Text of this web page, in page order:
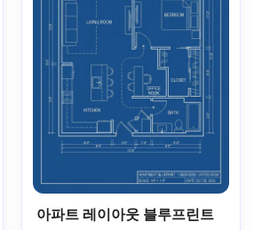
아파트 레이아웃 블루프린트